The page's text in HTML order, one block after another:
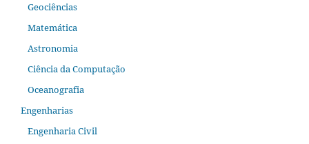
Geociências
Matemática
Astronomia
Ciência da Computação
Oceanografia
Engenharias
Engenharia Civil